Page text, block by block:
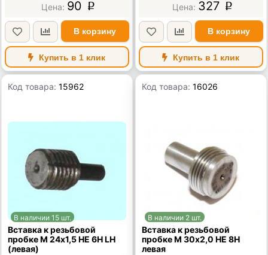
90 p
В корзину
Купить в 1 клик
327 p
В корзину
Купить в 1 клик
Код товара:15962
В наличии 15 шт.
Вставка к резьбовой
пробке М 24х1,5 НЕ 6Н LH
(левая)
Код товара:16026
В наличии 2 шт.
Вставка к резьбовой
пробке М 30х2,0 НЕ 8Н
левая